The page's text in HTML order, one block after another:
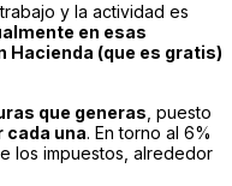
y la actividad es
en esas
Hacienda (que es gratis)
que generas , puesto
cada una. En torno al 6%
los impuestos, alrededor